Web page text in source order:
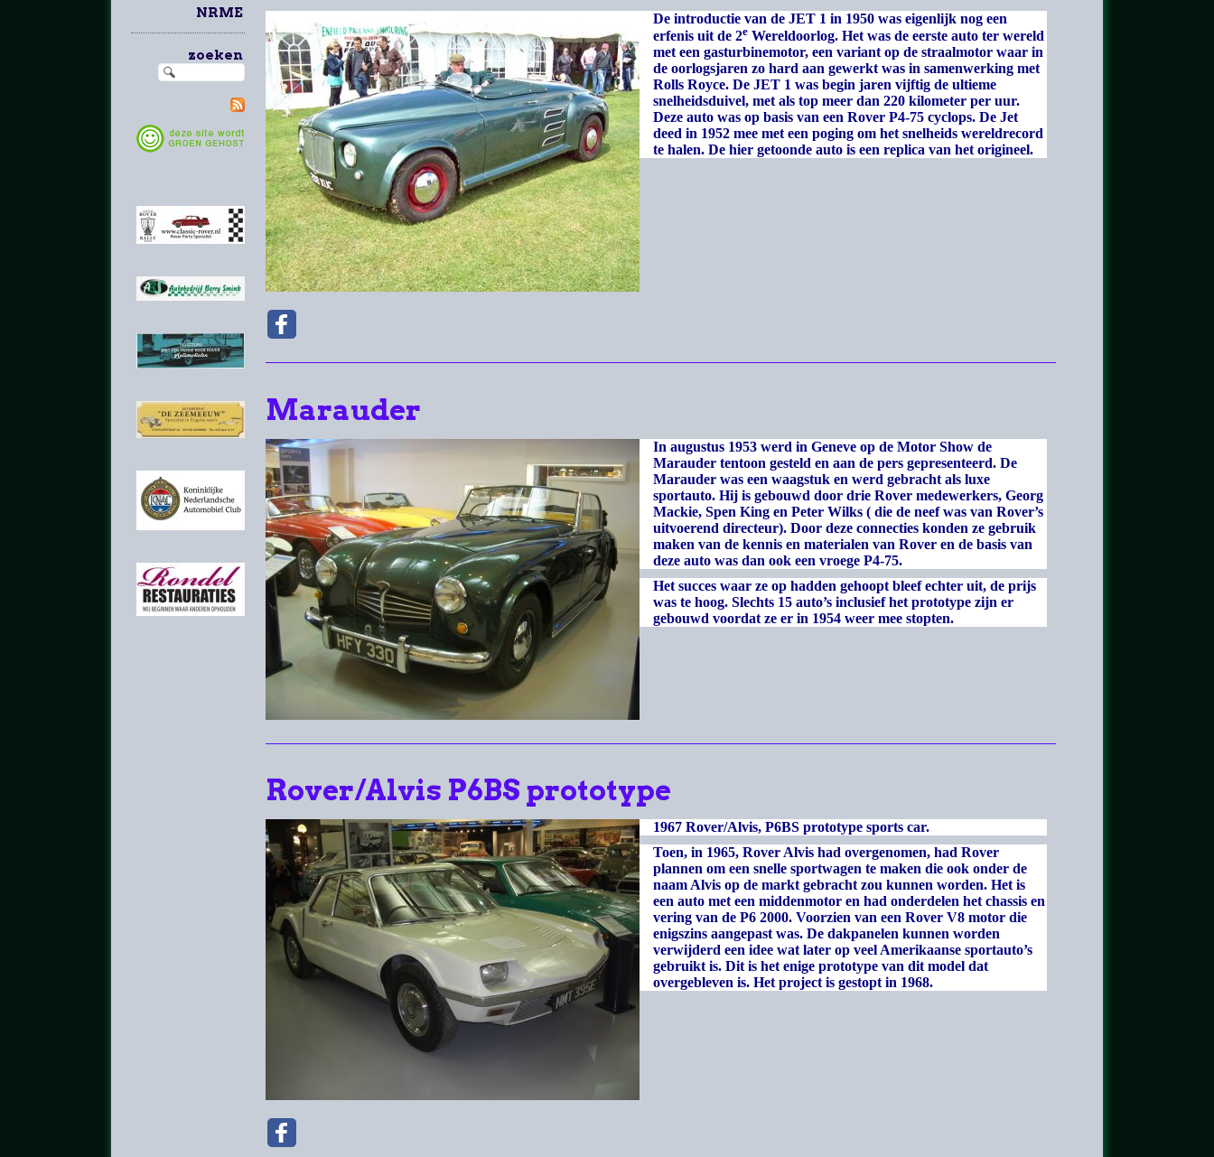
NRME
zoeken
De introductie van de JET 1 in 1950 was eigenlijk nog een
erfenis uit de 2eWereldoorlog. Het was de eerste auto ter wereld
met een gasturbinemotor, een variant op de straalmotor waar in
de oorlogsjaren zo hard aan gewerkt was in samenwerking met
Rolls Royce. De JET 1 was begin jaren vijftig de ultieme
snelheidsduivel, met als top meer dan 220 kilometer per uur.
Deze auto was op basis van een Rover P4-75 cyclops. De Jet
deed in 1952 mee met een poging om het snelheids wereldrecord
te halen. De hier getoonde auto is een replica van het origineel.
Marauder
In augustus 1953 werd in Geneve op de Motor Show de
Marauder tentoon gesteld en aan de pers gepresenteerd. De
Marauder was een waagstuk en werd gebracht als luxe
sportauto. Hij is gebouwd door drie Rover medewerkers, Georg
Mackie, Spen King en Peter Wilks ( die de neef was van Rover’s
uitvoerend directeur). Door deze connecties konden ze gebruik
maken van de kennis en materialen van Rover en de basis van
deze auto was dan ook een vroege P4-75.
Het succes waar ze op hadden gehoopt bleef echter uit, de prijs
was te hoog. Slechts 15 auto’s inclusief het prototype zijn er
gebouwd voordat ze er in 1954 weer mee stopten.
Rover/Alvis P6BS prototype
1967 Rover/Alvis, P6BS prototype sports car.
Toen, in 1965, Rover Alvis had overgenomen, had Rover
plannen om een snelle sportwagen te maken die ook onder de
naam Alvis op de markt gebracht zou kunnen worden. Het is
een auto met een middenmotor en had onderdelen het chassis en
vering van de P6 2000. Voorzien van een Rover V8 motor die
enigszins aangepast was. De dakpanelen kunnen worden
verwijderd een idee wat later op veel Amerikaanse sportauto’s
gebruikt is. Dit is het enige prototype van dit model dat
overgebleven is. Het project is gestopt in 1968.